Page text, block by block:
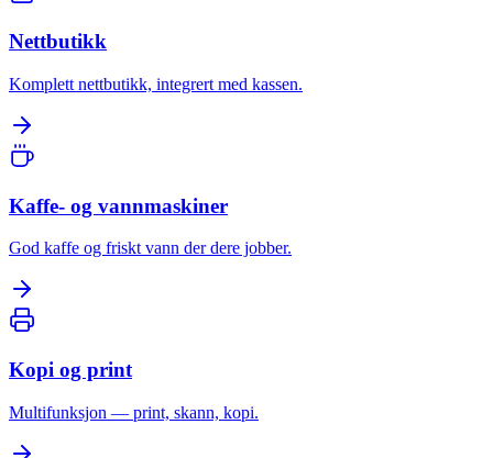
Nettbutikk
Komplett nettbutikk, integrert med kassen.
Kaffe- og vannmaskiner
God kaffe og friskt vann der dere jobber.
Kopi og print
Multifunksjon — print, skann, kopi.